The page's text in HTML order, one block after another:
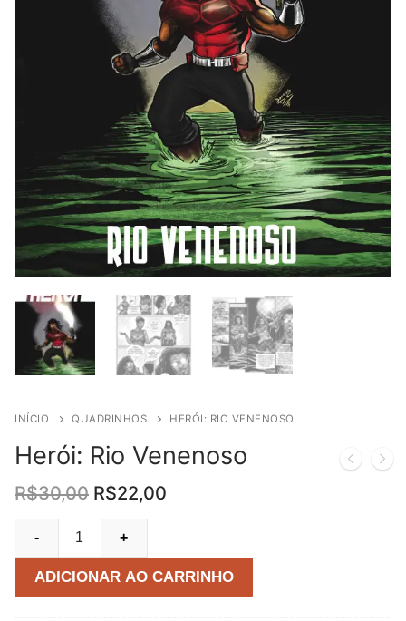
INÍCIO QUADRINHOS HERÓI: RIO VENENOSO
Herói: Rio Venenoso
R$30,00 O
preço
original
era:
R$30,00.
R$22,00
R$22,00.
Venenoso
quantidade
- +
ADICIONAR AO CARRINHO